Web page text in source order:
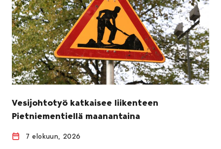
Vesijohtotyö katkaisee liikenteen
Pietniementiellä maanantaina
7 elokuun, 2026